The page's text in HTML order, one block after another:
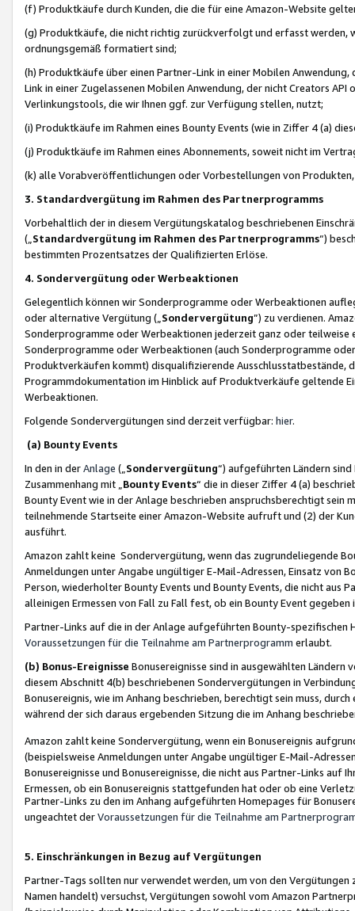
(f) Produktkäufe durch Kunden, die die für eine Amazon-Website
(g) Produktkäufe, die nicht richtig zurückverfolgt und erfasst werden,
ordnungsgemäß formatiert sind;
(h) Produktkäufe über einen Partner-Link in einer Mobilen
Link in einer Zugelassenen Mobilen Anwendung, der nicht Creators
Verlinkungstools, die wir Ihnen ggf. zur Verfügung stellen, nutzt;
(i) Produktkäufe im Rahmen eines Bounty Events (wie in Ziffer 4 (a)
(j) Produktkäufe im Rahmen eines Abonnements, soweit nicht im
(k) alle Vorabveröffentlichungen oder Vorbestellungen von
3. Standardvergütung im Rahmen des Partnerprogramms
Vorbehaltlich der in diesem Vergütungskatalog beschriebenen
(„ Standardvergütung im Rahmen des Partnerprogramms“)
bestimmten Prozentsatzes der Qualifizierten Erlöse.
4. Sondervergütung oder Werbeaktionen
Gelegentlich können wir Sonderprogramme oder Werbeaktionen
oder alternative Vergütung („ Sondervergütung”) zu verdienen.
Sonderprogramme oder Werbeaktionen jederzeit ganz oder
Sonderprogramme oder Werbeaktionen (auch Sonderprogramme
Produktverkäufen kommt) disqualifizierende Ausschlusstatbestände,
Programmdokumentation im Hinblick auf Produktverkäufe geltende
Werbeaktionen.
Folgende Sondervergütungen sind derzeit verfügbar: hier.
(a) Bounty Events
In den in derAnlage („ Sondervergütung“) aufgeführten Ländern
Zusammenhang mit „ Bounty Events“ die in dieser Ziffer 4 (a)
Bounty Event wie in der Anlage beschrieben anspruchsberechtigt sein
teilnehmende Startseite einer Amazon-Website aufruft und (2) der
ausführt.
Amazon zahlt keine Sondervergütung, wenn das zugrundeliegende
Anmeldungen unter Angabe ungültiger E-Mail-Adressen, Einsatz von
Person, wiederholter Bounty Events und Bounty Events, die nicht
alleinigen Ermessen von Fall zu Fall fest, ob ein Bounty Event
Partner-Links auf die in der Anlage aufgeführten Bounty-spezifischen
Voraussetzungen für die Teilnahme am Partnerprogramm erlaubt.
(b) Bonus-Ereignisse Bonusereignisse sind in ausgewählten Ländern
diesem Abschnitt 4(b) beschriebenen Sondervergütungen in
Bonusereignis, wie im Anhang beschrieben, berechtigt sein muss,
während der sich daraus ergebenden Sitzung die im Anhang
Amazon zahlt keine Sondervergütung, wenn ein Bonusereignis
(beispielsweise Anmeldungen unter Angabe ungültiger E-Mail-
Bonusereignisse und Bonusereignisse, die nicht aus Partner-Links auf
Ermessen, ob ein Bonusereignis stattgefunden hat oder ob eine
Partner-Links zu den im Anhang aufgeführten Homepages für
ungeachtet derVoraussetzungen für die Teilnahme am
5. Einschränkungen in Bezug auf Vergütungen
Partner-Tags sollten nur verwendet werden, um von den
Namen handelt) versuchst, Vergütungen sowohl vom Amazon